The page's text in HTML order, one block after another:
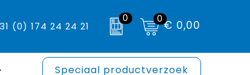
(0) 174 24 24 21
0 0€ 0,00
Speciaal productverzoek